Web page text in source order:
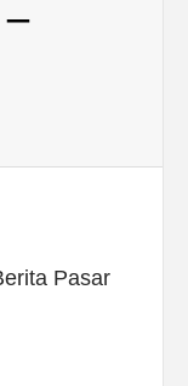
Pasar